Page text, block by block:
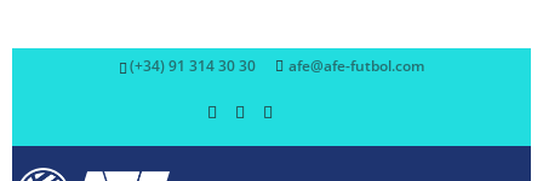
(+34) 91 314 30 30 afe@afe-futbol.com